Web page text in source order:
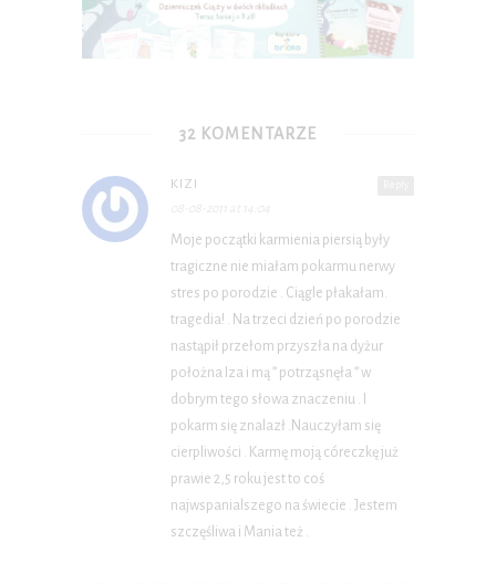
32 KOMENTARZE
KIZI
Moje początki karmienia piersią były
tragiczne nie miałam pokarmu nerwy
stres po porodzie . Ciągle płakałam.
tragedia! . Na trzeci dzień po porodzie
nastąpił przełom przyszła na dyżur
położna Iza i mą ” potrząsnęła ” w
dobrym tego słowa znaczeniu . I
pokarm się znalazł .Nauczyłam się
cierpliwości . Karmę moją córeczkę już
prawie 2,5 roku jest to coś
najwspanialszego na świecie . Jestem
szczęśliwa i Mania też .